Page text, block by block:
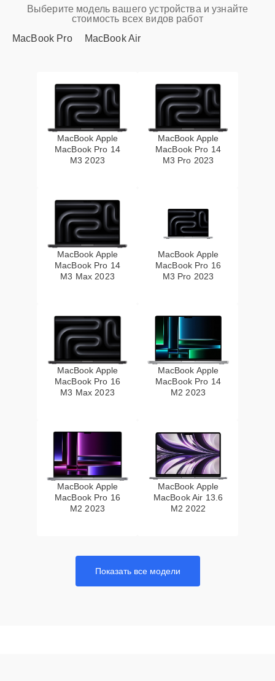
Выберите модель вашего устройства и узнайте
стоимость всех видов работ
MacBook Pro
MacBook Air
MacBook Apple
MacBook Pro 14
M3 2023
MacBook Apple
MacBook Pro 14
M3 Pro 2023
MacBook Apple
MacBook Pro 14
M3 Max 2023
MacBook Apple
MacBook Pro 16
M3 Pro 2023
MacBook Apple
MacBook Pro 16
M3 Max 2023
MacBook Apple
MacBook Pro 14
M2 2023
MacBook Apple
MacBook Pro 16
M2 2023
MacBook Apple
MacBook Air 13.6
M2 2022
Показать все модели